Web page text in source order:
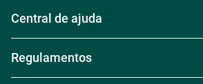
Televendas
Nossas Lojas
Central de ajuda
Política de Troca
Regulamentos